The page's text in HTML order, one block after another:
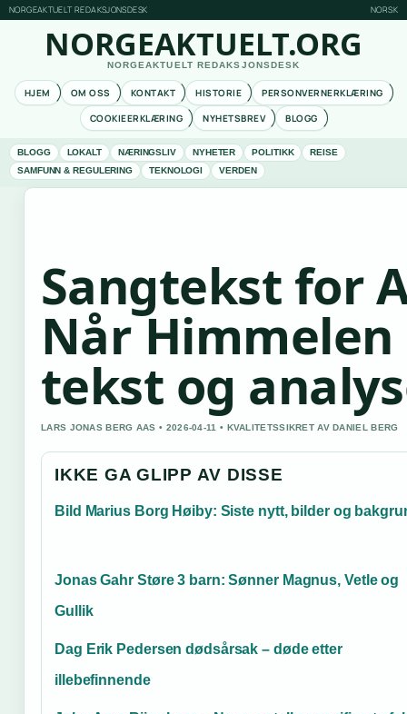
NORGEAKTUELT REDAKSJONSDESK NORSK
NORGEAKTUELT.ORG
NORGEAKTUELT REDAKSJONSDESK
HJEM OM OSS KONTAKT HISTORIE
PERSONVERNERKLÆRING
COOKIEERKLÆRING
NYHETSBREV BLOGG
BLOGG LOKALT NÆRINGSLIV NYHETER POLITIKK
REISE
SAMFUNN & REGULERING
TEKNOLOGI VERDEN
Sangtekst for
Når Himmelen
tekst og
LARS JONAS BERG AAS • 2026-04-11 • KVALITETSSIKRET AV DANIEL BERG
IKKE GA GLIPP AV DISSE
Bild Marius Borg Høiby: Siste nytt, bilder og
Jonas Gahr Støre 3 barn: Sønner Magnus, Vetle og
Gullik
Dag Erik Pedersen dødsårsak – døde etter
illebefinnende